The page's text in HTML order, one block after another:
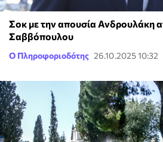
Σοκ με την απουσία Ανδρουλάκη
Σαββόπουλου
Ο Πληροφοριοδότης 26.10.2025 10:32